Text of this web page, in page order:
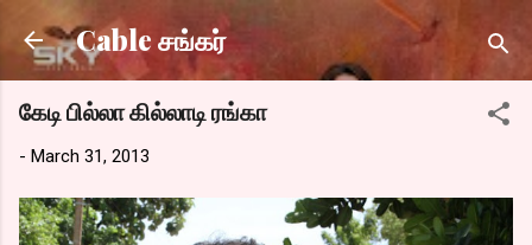
Skip to main content
Cable சங்கர்
கேடி பில்லா கில்லாடி ரங்கா
- March 31, 2013